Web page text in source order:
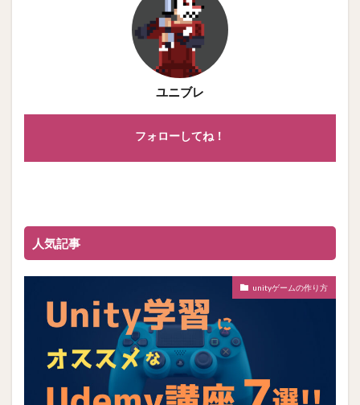
ユニブレ
フォローしてね！
人気記事
unityゲームの作り方